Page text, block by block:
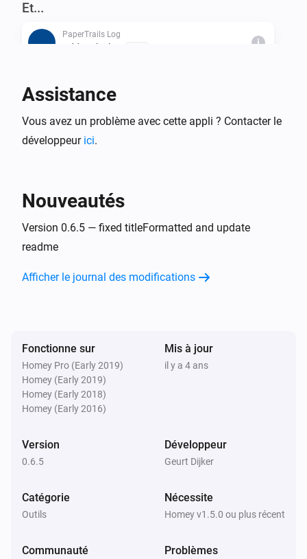
Et...
PaperTrails Log
Add to the log i
Alors...
PaperTrails Log
Add to the log i
PaperTrails Log
PaperTrails Log
PaperTrails Log
Send syslog msg
[deprecated] Add textline to the log. (without
Assistance
Vous avez un problème avec cette appli ? Contacter le
développeur ici.
Nouveautés
Version 0.6.5 — fixed titleFormatted and update
readme
Afficher le journal des modifications
Fonctionne sur
Homey Pro (Early 2019)
Homey (Early 2019)
Homey (Early 2018)
Homey (Early 2016)
Mis à jour
il y a 4 ans
Version
0.6.5
Développeur
Geurt Dijker
Catégorie
Outils
Nécessite
Homey v1.5.0 ou plus récent
Communauté Problèmes